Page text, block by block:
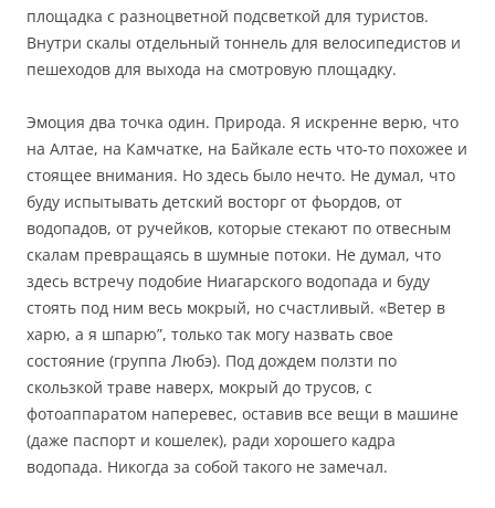
площадка с разноцветной подсветкой для туристов.
Внутри скалы отдельный тоннель для велосипедистов и
пешеходов для выхода на смотровую площадку.
Эмоция два точка один. Природа. Я искренне верю, что
на Алтае, на Камчатке, на Байкале есть что-то похожее и
стоящее внимания. Но здесь было нечто. Не думал, что
буду испытывать детский восторг от фьордов, от
водопадов, от ручейков, которые стекают по отвесным
скалам превращаясь в шумные потоки. Не думал, что
здесь встречу подобие Ниагарского водопада и буду
стоять под ним весь мокрый, но счастливый. «Ветер в
харю, а я шпарю”, только так могу назвать свое
состояние (группа Любэ). Под дождем ползти по
скользкой траве наверх, мокрый до трусов, с
фотоаппаратом наперевес, оставив все вещи в машине
(даже паспорт и кошелек), ради хорошего кадра
водопада. Никогда за собой такого не замечал.